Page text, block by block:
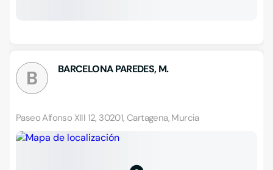
B BARCELONA PAREDES, M.
Paseo Alfonso XIII 12, 30201, Cartagena, Murcia